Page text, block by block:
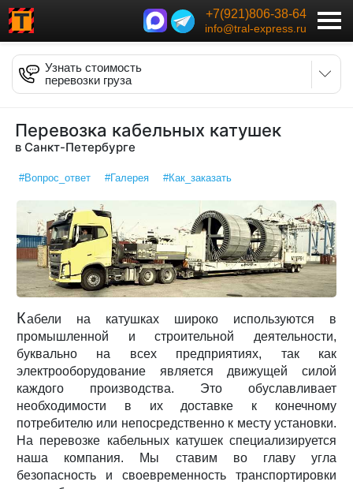
+7(921)806-38-64
info@tral-express.ru
Узнать стоимость
перевозки груза
Перевозка кабельных катушек
в Санкт-Петербурге
#Вопрос_ответ #Галерея #Как_заказать
Кабели на катушках широко используются в
промышленной и строительной деятельности,
буквально на всех предприятиях, так как
электрооборудование является движущей силой
каждого производства. Это обуславливает
необходимости в их доставке к конечному
потребителю или непосредственно к месту установки.
На перевозке кабельных катушек специализируется
наша компания. Мы ставим во главу угла
безопасность и своевременность транспортировки